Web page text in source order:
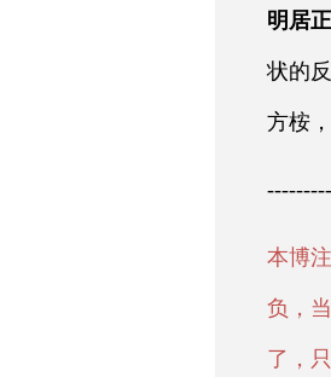
明居
状的
方桉
本博
负，
了，